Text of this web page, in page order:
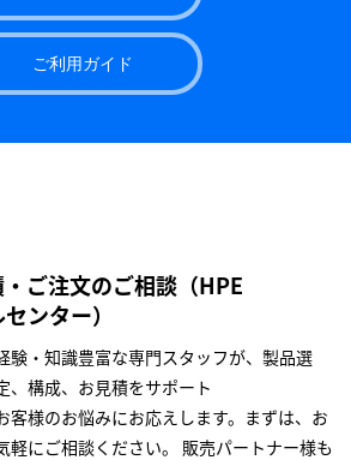
ご利用ガイド
ご注文のご相談（HPE
ンター）
験・知識豊富な専門スタッフが、製品選
、構成、お見積をサポート
客様のお悩みにお応えします。まずは、お
軽にご相談ください。
販売パートナー様も